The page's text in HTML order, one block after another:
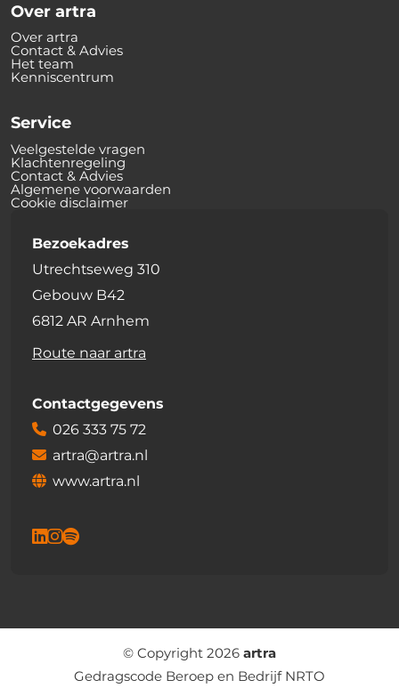
Over artra
Over artra
Contact & Advies
Het team
Kenniscentrum
Service
Veelgestelde vragen
Klachtenregeling
Contact & Advies
Algemene voorwaarden
Cookie disclaimer
Bezoekadres
Utrechtseweg 310
Gebouw B42
6812 AR Arnhem
Route naar artra
Contactgegevens
026 333 75 72
artra@artra.nl
www.artra.nl
© Copyright 2026 artra
Gedragscode Beroep en Bedrijf NRTO